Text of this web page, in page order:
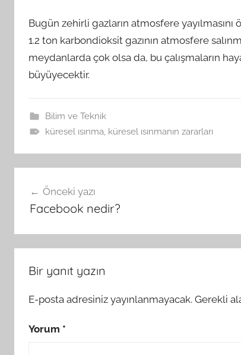
Bugün zehirli gazların atmosfere yayılmasını
1.2 ton karbondioksit gazının atmosfere
meydanlarda çok olsa da, bu çalışmaların
büyüyecektir.
Bilim ve Teknik
küresel ısınma, küresel ısınmanın zararları
gezinmesi
Önceki yazı
Facebook nedir?
Bir yanıt yazın
E-posta adresiniz yayınlanmayacak. Gerekli
Yorum *